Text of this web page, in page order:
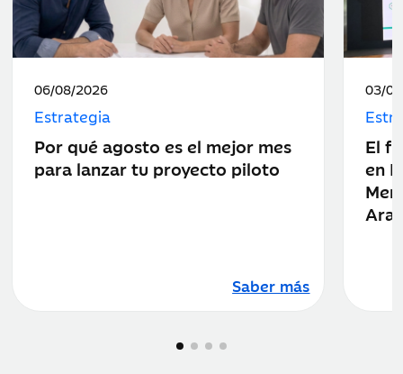
Fecha
de
publicación:
06/08/2026
Estrategia
Por qué agosto es el mejor mes
para lanzar tu proyecto piloto
Saber más
Fecha
de
03/
El
en